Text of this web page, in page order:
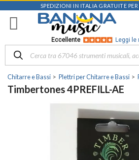
SPEDIZIONI IN ITALIA GRATUITE
Eccellente Leggi le
Chitarre e Bassi Plettri per Chitarre e Bassi
Timbertones 4PREFILL-AE